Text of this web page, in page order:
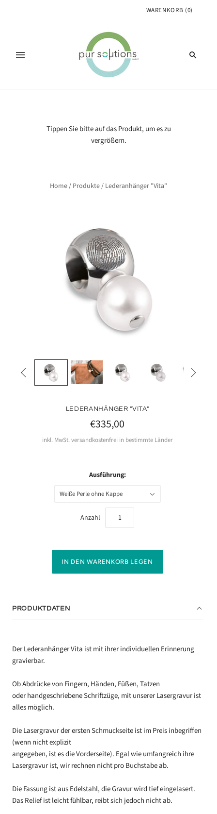
WARENKORB (0)
Tippen Sie bitte auf das Produkt, um es zu
vergrößern.
Home/ Produkte/ Lederanhänger "Vita"
 
LEDERANHÄNGER "VITA"
€335,00
inkl. MwSt. versandkostenfrei in bestimmte Länder
Ausführung:
Weiße Perle ohne Kappe
Anzahl
PRODUKTDATEN
Der Lederanhänger Vita ist mit ihrer individuellen Erinnerung
gravierbar.
Ob Abdrücke von Fingern, Händen, Füßen, Tatzen
oder handgeschriebene Schriftzüge, mit unserer Lasergravur ist
alles möglich.
Die Lasergravur der ersten Schmuckseite ist im Preis inbegriffen
(wenn nicht explizit
angegeben, ist es die Vorderseite). Egal wie umfangreich ihre
Lasergravur ist, wir rechnen nicht pro Buchstabe ab.
Die Fassung ist aus Edelstahl, die Gravur wird tief eingelasert.
Das Relief ist leicht fühlbar, reibt sich jedoch nicht ab.